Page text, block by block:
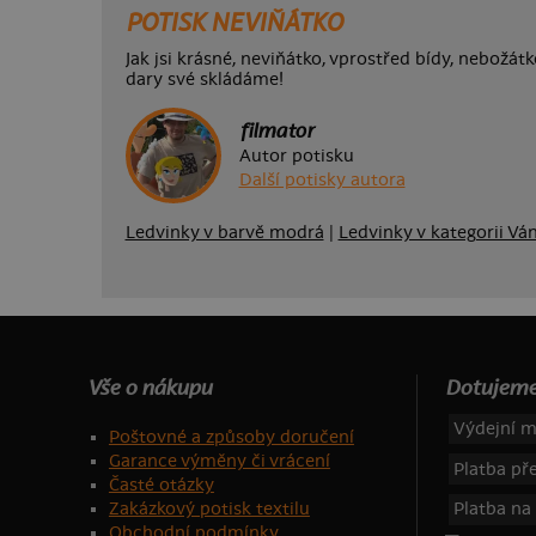
POTISK NEVIŇÁTKO
Jak jsi krásné, neviňátko, vprostřed bídy,
dary své skládáme!
filmator
Autor potisku
Další potisky autora
Ledvinky v barvě modrá Ledvinky v kategorii
Vše o nákupu
Poštovné a způsoby doručení
Garance výměny či vrácení
Časté otázky
Zakázkový potisk textilu
Výdejní
Platba
Platba